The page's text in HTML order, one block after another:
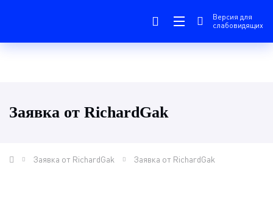
Версия для
слабовидящих
Заявка от RichardGak
Заявка от RichardGak Заявка от RichardGak